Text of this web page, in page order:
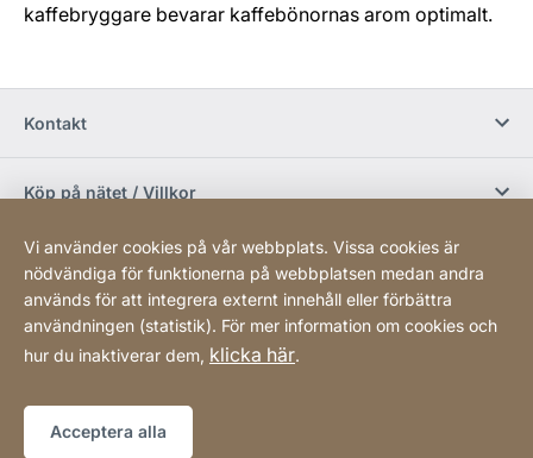
kaffebryggare bevarar kaffebönornas arom optimalt.
Kontakt
Köp på nätet / Villkor
Newsletter
Webbplats
[Website
information]
Sitemap
Vi använder cookies på vår webbplats. Vissa cookies är
nödvändiga för funktionerna på webbplatsen medan andra
används för att integrera externt innehåll eller förbättra
användningen (statistik). För mer information om cookies och
hur du inaktiverar dem, klicka här.
Acceptera alla